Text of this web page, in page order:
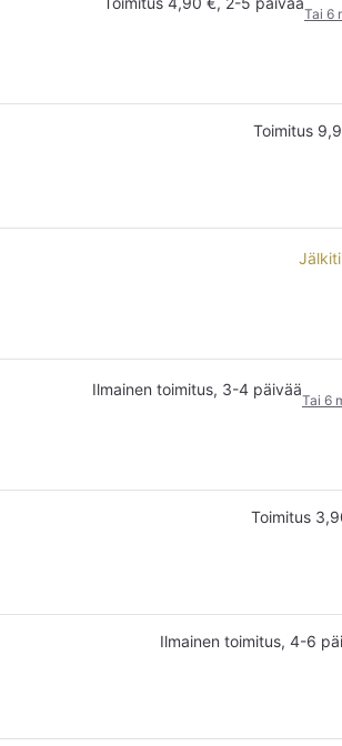
Tai 6
Toimitus
Ilmainen toimitus, 3-4 päivää
Tai 6
Toimitus
Ilmainen toimitus, 4-6